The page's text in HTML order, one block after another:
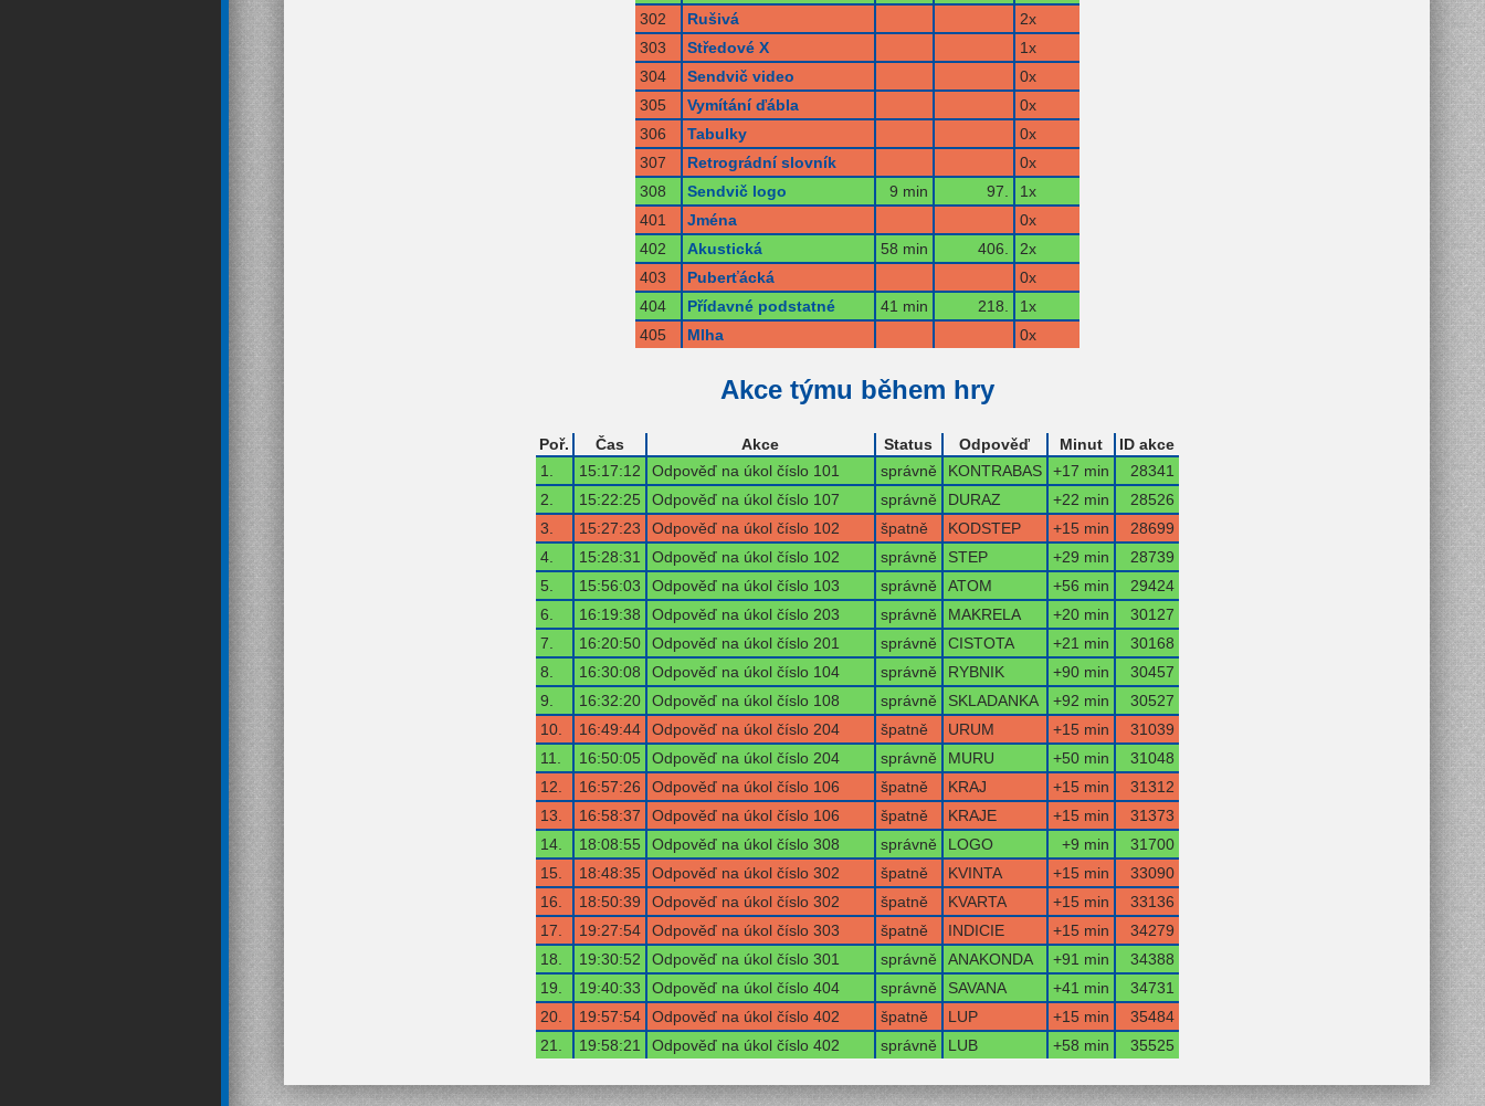
302
Rušivá
2x
303
Středové X
1x
304
Sendvič video
0x
305
Vymítání ďábla
0x
306
Tabulky
0x
307
Retrográdní slovník
0x
308
Sendvič logo 9 min 97.
1x
401
Jména
0x
402
Akustická 58 min 406.
2x
403
Puberťácká
0x
404
Přídavné podstatné 41 min 218.
1x
405
Mlha 0x
Akce týmu během hry
Poř. Čas Akce Status Odpověď Minut
ID akce
1.
15:17:12 Odpověď na úkol číslo 101 správně KONTRABAS +17 min
28341
2.
15:22:25 Odpověď na úkol číslo 107 správně DURAZ +22 min
28526
3.
15:27:23 Odpověď na úkol číslo 102 špatně KODSTEP +15 min
28699
4.
15:28:31 Odpověď na úkol číslo 102 správně STEP +29 min
28739
5.
15:56:03 Odpověď na úkol číslo 103 správně ATOM +56 min
29424
6.
16:19:38 Odpověď na úkol číslo 203 správně MAKRELA +20 min
30127
7.
16:20:50 Odpověď na úkol číslo 201 správně CISTOTA +21 min
30168
8.
16:30:08 Odpověď na úkol číslo 104 správně RYBNIK +90 min
30457
9.
16:32:20 Odpověď na úkol číslo 108 správně SKLADANKA +92 min
30527
10.
16:49:44 Odpověď na úkol číslo 204 špatně URUM +15 min
31039
11.
16:50:05 Odpověď na úkol číslo 204 správně MURU +50 min
31048
12.
16:57:26 Odpověď na úkol číslo 106 špatně KRAJ +15 min
31312
13.
16:58:37 Odpověď na úkol číslo 106 špatně KRAJE +15 min
31373
14.
18:08:55 Odpověď na úkol číslo 308 správně LOGO +9 min
31700
15.
18:48:35 Odpověď na úkol číslo 302 špatně KVINTA +15 min
33090
16.
18:50:39 Odpověď na úkol číslo 302 špatně KVARTA +15 min
33136
17.
19:27:54 Odpověď na úkol číslo 303 špatně INDICIE +15 min
34279
18.
19:30:52 Odpověď na úkol číslo 301 správně ANAKONDA +91 min
34388
19.
19:40:33 Odpověď na úkol číslo 404 správně SAVANA +41 min
34731
20.
19:57:54 Odpověď na úkol číslo 402 špatně LUP +15 min
35484
21.
19:58:21 Odpověď na úkol číslo 402 správně LUB +58 min 35525